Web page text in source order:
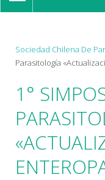
NAVIGATION
Sociedad Chilena De
Parasitología
1°